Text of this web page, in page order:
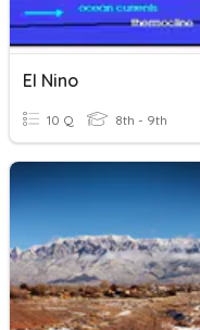
El Nino
10 Q 8th - 9th